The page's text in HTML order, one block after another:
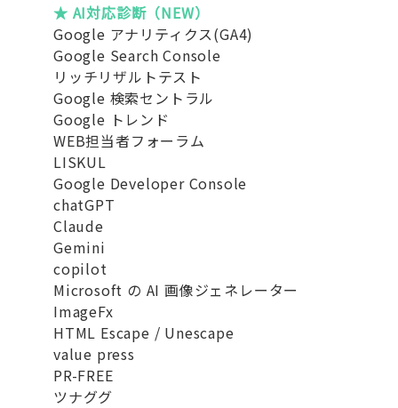
★ AI対応診断（NEW）
Google アナリティクス(GA4)
Google Search Console
リッチリザルトテスト
Google 検索セントラル
Google トレンド
WEB担当者フォーラム
LISKUL
Google Developer Console
chatGPT
Claude
Gemini
copilot
Microsoft の AI 画像ジェネレーター
ImageFx
HTML Escape / Unescape
value press
PR-FREE
ツナググ